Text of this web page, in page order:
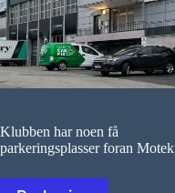
Klubben har noen få
parkeringsplasser foran Motek